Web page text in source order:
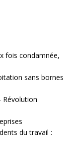
fois condamnée,
sans bornes
Révolution
du travail :